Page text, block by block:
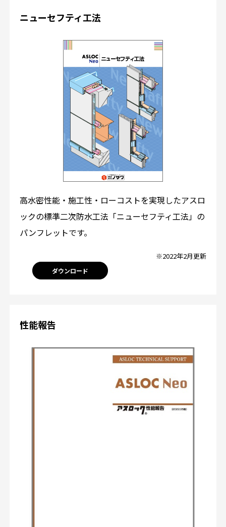
ニューセフティ工法
高水密性能・施工性・ローコストを実現したアスロ
ックの標準二次防水工法「ニューセフティ工法」の
パンフレットです。
※2022年2月更新
ダウンロード
性能報告